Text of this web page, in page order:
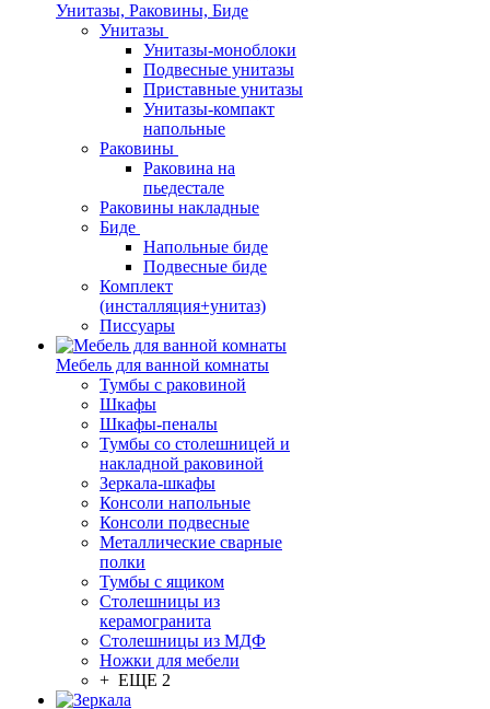
Унитазы, Раковины, Биде
Унитазы
Унитазы-моноблоки
Подвесные унитазы
Приставные унитазы
Унитазы-компакт
напольные
Раковины
Раковина на
пьедестале
Раковины накладные
Биде
Напольные биде
Подвесные биде
Комплект
(инсталляция+унитаз)
Писсуары
Мебель для ванной комнаты
Тумбы с раковиной
Шкафы
Шкафы-пеналы
Тумбы со столешницей и
накладной раковиной
Зеркала-шкафы
Консоли напольные
Консоли подвесные
Металлические сварные
полки
Тумбы с ящиком
Столешницы из
керамогранита
Столешницы из МДФ
Ножки для мебели
+ ЕЩЕ 2